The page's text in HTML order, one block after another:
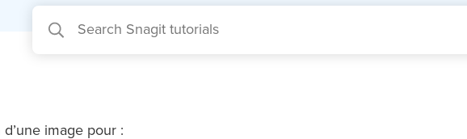
image pour :